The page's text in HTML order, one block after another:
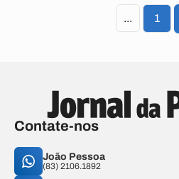
... 1
Contate-nos
João Pessoa
(83) 2106.1892